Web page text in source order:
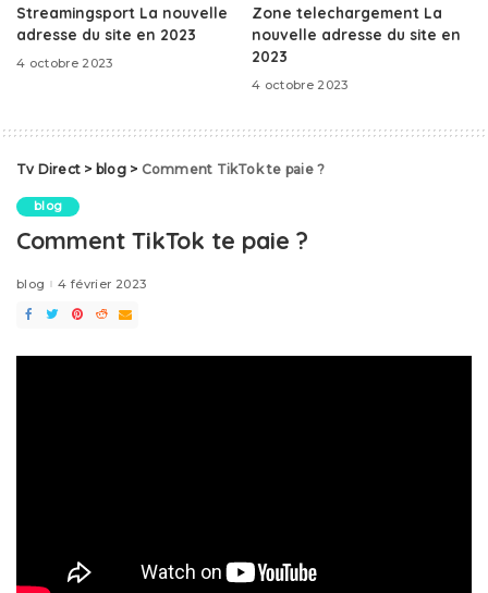
Streamingsport La nouvelle
adresse du site en 2023
4 octobre 2023
Zone telechargement La
nouvelle adresse du site en
2023
4 octobre 2023
Tv Direct > blog> Comment TikTok te paie ?
blog
Comment TikTok te paie ?
blog 4 février 2023